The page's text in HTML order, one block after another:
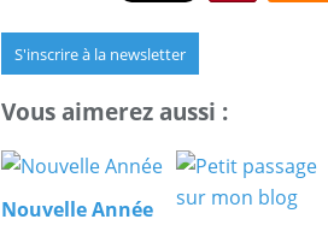
S'inscrire à la newsletter
Vous aimerez aussi :
Nouvelle Année